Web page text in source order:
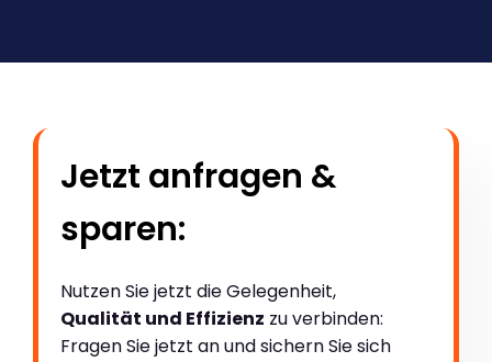
Jetzt anfragen &
sparen:
Nutzen Sie jetzt die Gelegenheit,
Qualität und Effizienz zu verbinden:
Fragen Sie jetzt an und sichern Sie sich